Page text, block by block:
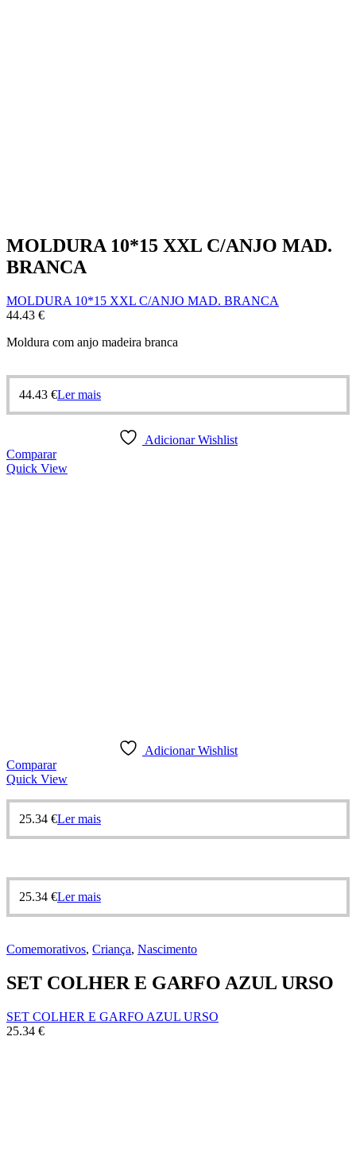
MOLDURA 10*15 XXL C/ANJO MAD.
BRANCA
MOLDURA 10*15 XXL C/ANJO MAD. BRANCA
44.43 €
Moldura com anjo madeira branca
44.43 €Ler mais
Adicionar Wishlist
Comparar
Quick View
Adicionar Wishlist
Comparar
Quick View
25.34 €Ler mais
25.34 €Ler mais
Comemorativos, Criança, Nascimento
SET COLHER E GARFO AZUL URSO
SET COLHER E GARFO AZUL URSO
25.34 €